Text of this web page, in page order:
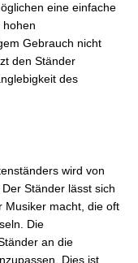
eine einfache
hohen
Gebrauch nicht
den Ständer
des
wird von
Ständer lässt sich
Musiker macht, die oft
Die
an die
Dies ist